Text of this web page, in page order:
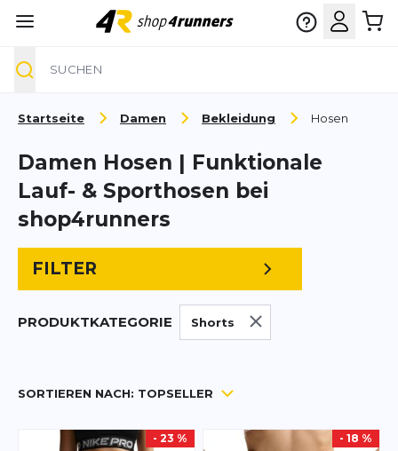
Startseite Damen Bekleidung Hosen
Damen Hosen | Funktionale
Lauf- & Sporthosen bei
shop4runners
FILTER
PRODUKTKATEGORIE Shorts
SORTIEREN NACH: TOPSELLER
- 23 % - 18 %